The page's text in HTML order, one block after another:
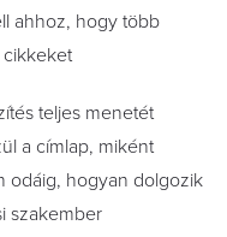
ahhoz, hogy több
cikkeket
teljes menetét
a címlap, miként
odáig, hogyan dolgozik
szakember